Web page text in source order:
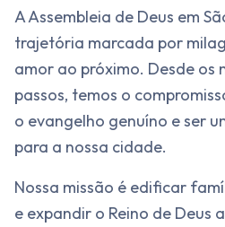
A Assembleia de Deus em
trajetória marcada por
amor ao próximo. Desde os
passos, temos o
o evangelho genuíno e ser
para a nossa cidade.
Nossa missão é edificar
e expandir o Reino de Deus